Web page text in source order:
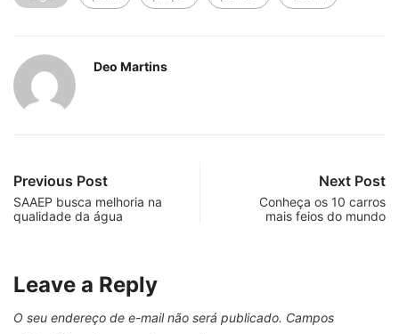
Deo Martins
Previous Post
SAAEP busca melhoria na
qualidade da água
Next Post
Conheça os 10 carros
mais feios do mundo
Leave a Reply
O seu endereço de e-mail não será publicado. Campos